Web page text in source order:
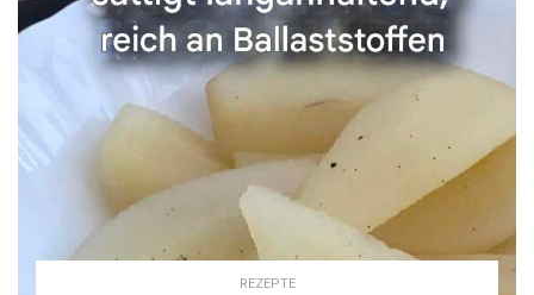
REZEPTE